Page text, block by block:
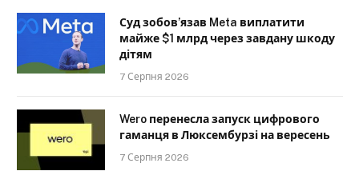
Суд зобов’язав Meta виплатити
майже $1 млрд через завдану шкоду
дітям
7 Серпня 2026
Wero перенесла запуск цифрового
гаманця в Люксембурзі на вересень
7 Серпня 2026